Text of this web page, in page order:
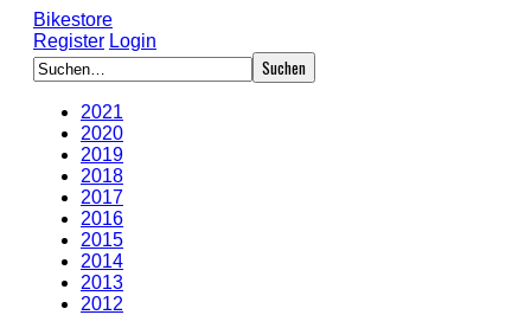
Bikestore
Register Login
2021
2020
2019
2018
2017
2016
2015
2014
2013
2012